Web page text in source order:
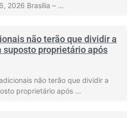
2026 Brasília – …
não terão que dividir a
proprietário após
não terão que dividir a
proprietário após …